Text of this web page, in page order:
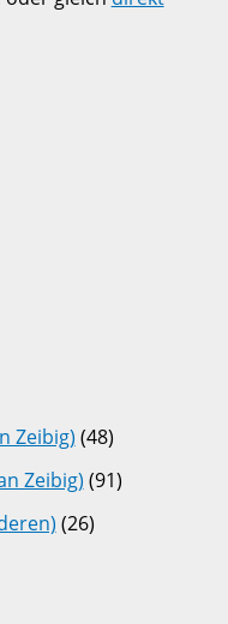
Zeibig) (48)
Zeibig) (91)
(26)